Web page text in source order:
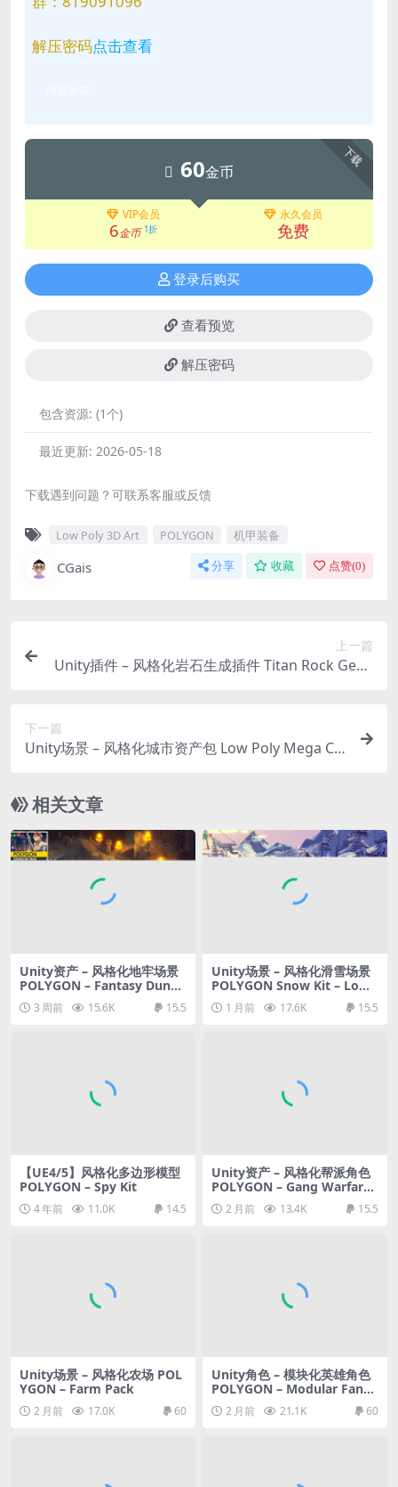
解压密码点击查看
下载
60金币
VIP会员
6金币 1折
永久会员
免费
登录后购买
查看预览
解压密码
包含资源: (1个)
最近更新: 2026-05-18
下载遇到问题？可联系客服或反馈
Low Poly 3D Art POLYGON 机甲装备
CGais 分享 收藏 点赞(0)
上一篇
Unity插件 – 风格化岩石生成插件 Titan Rock Gene
下一篇
Unity场景 – 风格化城市资产包 Low Poly Mega Cit
相关文章
Unity资产 – 风格化地牢场景
POLYGON – Fantasy Dunge
on Map
3 周前 15.6K 15.5
Unity场景 – 风格化滑雪场景
POLYGON Snow Kit – Low
Poly 3D Art
1 月前 17.6K 15.5
【UE4/5】风格化多边形模型
POLYGON – Spy Kit
4 年前 11.0K 14.5
Unity资产 – 风格化帮派角色
POLYGON – Gang Warfare
Pack2 月前 13.4K 15.5
Unity场景 – 风格化农场 POL
YGON – Farm Pack
2 月前 17.0K 60
Unity角色 – 模块化英雄角色
POLYGON – Modular Fanta
sy Hero Characters Pack
2 月前 21.1K 60